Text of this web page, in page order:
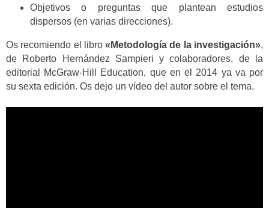
Objetivos o preguntas que plantean estudios
dispersos (en varias direcciones).
Os recomiendo el libro«Metodología de la investigación»,
de Roberto Hernández Sampieri y colaboradores, de la
editorial McGraw-Hill Education, que en el 2014 ya va por
su sexta edición. Os dejo un vídeo del autor sobre el tema.